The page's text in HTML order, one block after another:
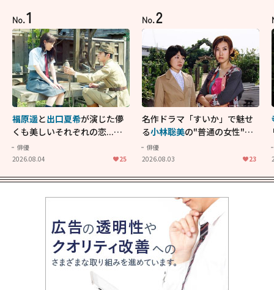
No.1
福原遥と出口夏希が演じた儚
くも美しいそれぞれの恋...生
きることの尊さを教えてくれ
た映画「あの花が咲く丘で、
俳優
2026.08.04
25
No.2
名作ドラマ「すいか」で魅せ
る小林聡美の"普通の女性"が
大人に刺さる...映画「かもめ
食堂」にも通じる静かな芝居
俳優
2026.08.03
23